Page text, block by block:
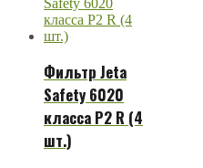
Фильтр Jeta
Safety 6020
класса P2 R (4
шт.)